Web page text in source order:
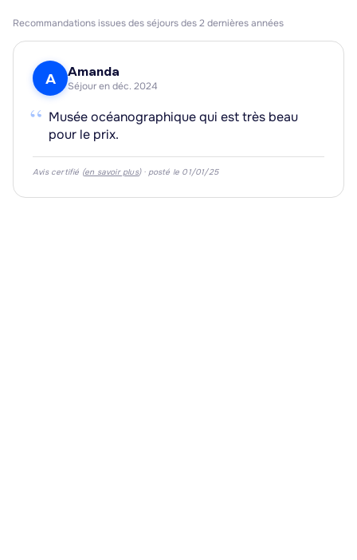
Recommandations issues des séjours des 2 dernières années
A Amanda
Séjour en déc. 2024
“ Musée océanographique qui est très beau
pour le prix.
Avis certifié (en savoir plus) · posté le 01/01/25